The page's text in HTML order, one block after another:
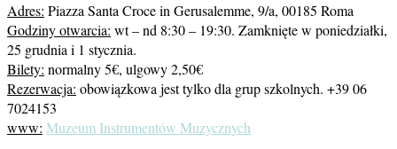
Adres: Piazza Santa Croce in Gerusalemme, 9/a, 00185 Roma
Godziny otwarcia: wt – nd 8:30 – 19:30. Zamknięte w poniedziałki,
25 grudnia i 1 stycznia.
Bilety: normalny 5€, ulgowy 2,50€
Rezerwacja: obowiązkowa jest tylko dla grup szkolnych. +39 06
7024153
www: Muzeum Instrumentów Muzycznych